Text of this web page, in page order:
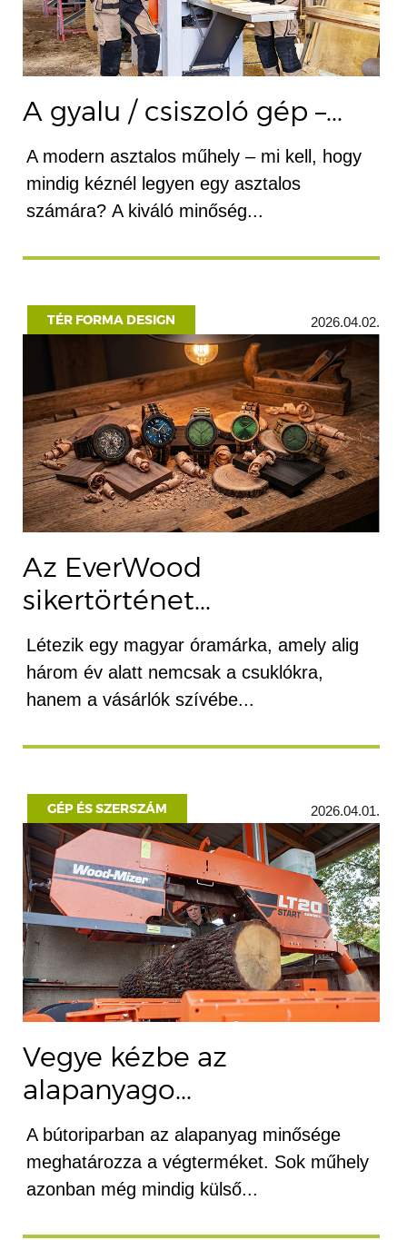
A gyalu / csiszoló gép –...
A modern asztalos műhely – mi kell, hogy
mindig kéznél legyen egy asztalos
számára? A kiváló minőség...
TÉR FORMA DESIGN 2026.04.02.
Az EverWood
sikertörténet...
Létezik egy magyar óramárka, amely alig
három év alatt nemcsak a csuklókra,
hanem a vásárlók szívébe...
GÉP ÉS SZERSZÁM 2026.04.01.
Vegye kézbe az
alapanyago...
A bútoriparban az alapanyag minősége
meghatározza a végterméket. Sok műhely
azonban még mindig külső...